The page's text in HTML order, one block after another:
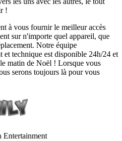
!
à vous fournir le meilleur accès
sur n'importe quel appareil, que
Notre équipe
et technique est disponible 24h/24 et
matin de Noël ! Lorsque vous
serons toujours là pour vous